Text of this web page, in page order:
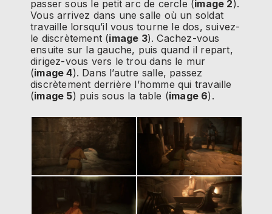
passer sous le petit arc de cercle (image 2).
Vous arrivez dans une salle où un soldat
travaille lorsqu’il vous tourne le dos, suivez-
le discrètement (image 3). Cachez-vous
ensuite sur la gauche, puis quand il repart,
dirigez-vous vers le trou dans le mur
(image 4). Dans l’autre salle, passez
discrètement derrière l’homme qui travaille
(image 5) puis sous la table (image 6).